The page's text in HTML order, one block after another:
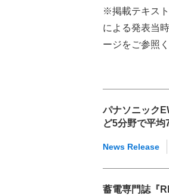
※掲載テキス
による発表当
ージをご参照
パナソニック
ど5分野で平
News Release
蓄電専門誌『